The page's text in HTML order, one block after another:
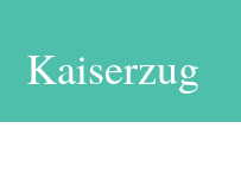
Kaiserzug